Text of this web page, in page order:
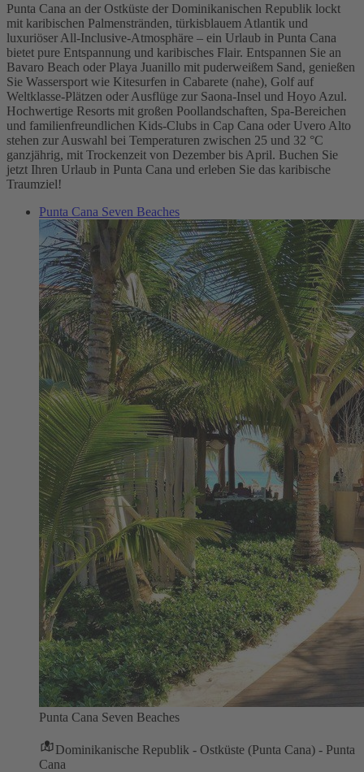
Punta Cana an der Ostküste der Dominikanischen Republik lockt
mit karibischen Palmenstränden, türkisblauem Atlantik und
luxuriöser All-Inclusive-Atmosphäre – ein Urlaub in Punta Cana
bietet pure Entspannung und karibisches Flair. Entspannen Sie an
Bavaro Beach oder Playa Juanillo mit puderweißem Sand, genießen
Sie Wassersport wie Kitesurfen in Cabarete (nahe), Golf auf
Weltklasse-Plätzen oder Ausflüge zur Saona-Insel und Hoyo Azul.
Hochwertige Resorts mit großen Poollandschaften, Spa-Bereichen
und familienfreundlichen Kids-Clubs in Cap Cana oder Uvero Alto
stehen zur Auswahl bei Temperaturen zwischen 25 und 32 °C
ganzjährig, mit Trockenzeit von Dezember bis April. Buchen Sie
jetzt Ihren Urlaub in Punta Cana und erleben Sie das karibische
Traumziel!
Punta Cana Seven Beaches
Punta Cana Seven Beaches
Dominikanische Republik - Ostküste (Punta Cana) - Punta
Cana